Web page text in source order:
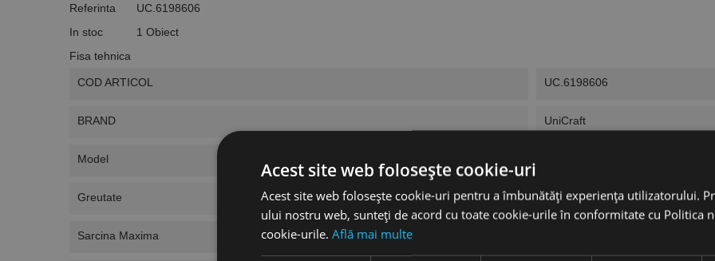
Referinta
UC.6198606
In stoc
1 Obiect
Fisa tehnica
COD ARTICOL UC.6198606
BRAND UniCraft
Model
Greutate 6.1 Kg
Sarcina Maxima
Acest site web folosește cookie-uri
Acest site web folosește cookie-uri pentru a îmbunătăți experiența utilizatorului.
ului nostru web, sunteți de acord cu toate cookie-urile în conformitate cu Politica
cookie-urile. Află mai multe